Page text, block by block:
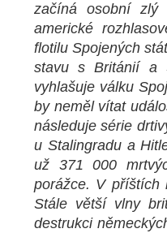
začíná osobní zlý
americké
flotilu Spojených
stavu s Británií a
vyhlašuje válku
by neměl vítat
následuje série
u Stalingradu a
už 371 000
porážce. V příštích
Stále větší vlny
destrukci